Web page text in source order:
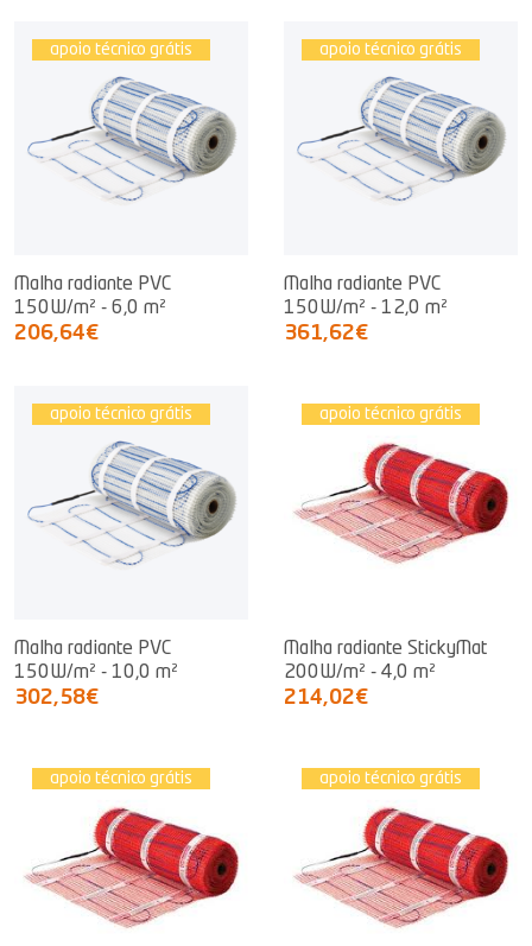
apoio técnico grátis
Malha radiante PVC
150W/m² - 6,0 m²
206,64€
apoio técnico grátis
Malha radiante PVC
150W/m² - 12,0 m²
361,62€
apoio técnico grátis
Malha radiante PVC
150W/m² - 10,0 m²
302,58€
apoio técnico grátis
Malha radiante StickyMat
200W/m² - 4,0 m²
214,02€
apoio técnico grátis apoio técnico grátis